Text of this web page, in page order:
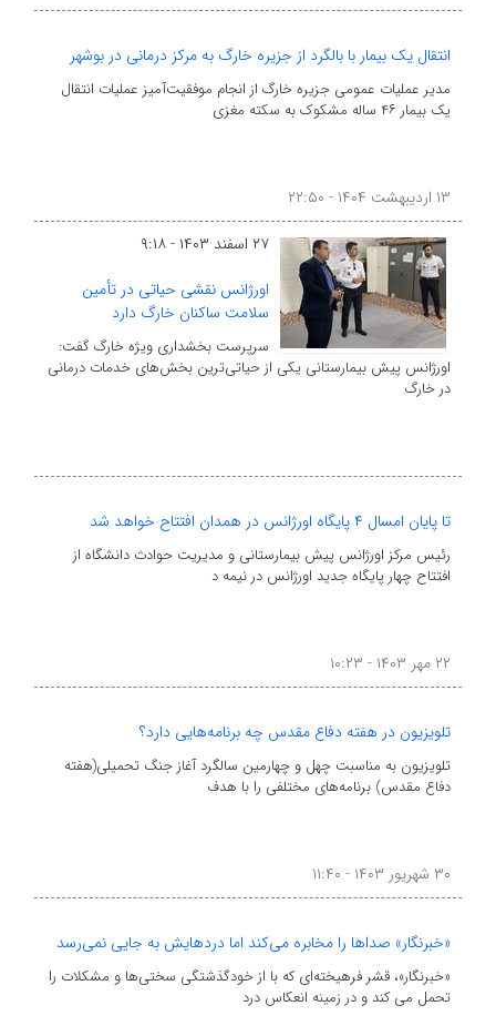
انتقال یک بیمار با بالگرد از جزیره خارگ به مرکز درمانی در بوشهر
مدیر عملیات عمومی جزیره خارگ از انجام موفقیت‌آمیز عملیات انتقال
یک بیمار ۴۶ ساله مشکوک به سکته مغزی
۱۳ اردیبهشت ۱۴۰۴ - ۲۲:۵۰
۲۷ اسفند ۱۴۰۳ - ۹:۱۸
اورژانس نقشی حیاتی در تأمین
سلامت ساکنان خارگ دارد
سرپرست بخشداری ویژه خارگ گفت:
اورژانس پیش بیمارستانی یکی از حیاتی‌ترین بخش‌های خدمات درمانی
در خارگ
تا پایان امسال ۴ پایگاه اورژانس در همدان افتتاح خواهد شد
رئیس مرکز اورژانس پیش بیمارستانی و مدیریت حوادث دانشگاه از
افتتاح چهار پایگاه جدید اورژانس در نیمه د
۲۲ مهر ۱۴۰۳ - ۱۰:۲۳
تلویزیون در هفته دفاع مقدس چه برنامه‌هایی دارد؟
تلویزیون به مناسبت چهل و چهارمین سالگرد آغاز جنگ تحمیلی(هفته
دفاع مقدس) برنامه‌های مختلفی را با هدف
۳۰ شهریور ۱۴۰۳ - ۱۱:۴۰
«خبرنگار» صداها را مخابره می‌کند اما دردهایش به جایی نمی‌رسد
«خبرنگار»، قشر فرهیخته‌ای که با از خودگذشتگی سختی‌ها و مشکلات را
تحمل می ‌کند و در زمینه انعکاس درد